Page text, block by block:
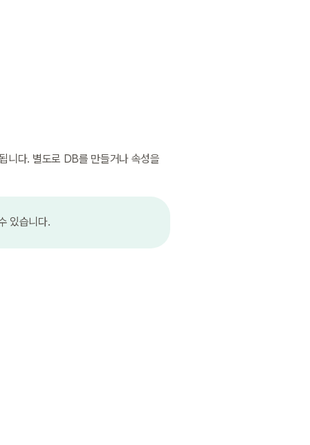
니다. 별도로 DB를 만들거나 속성을
있습니다.